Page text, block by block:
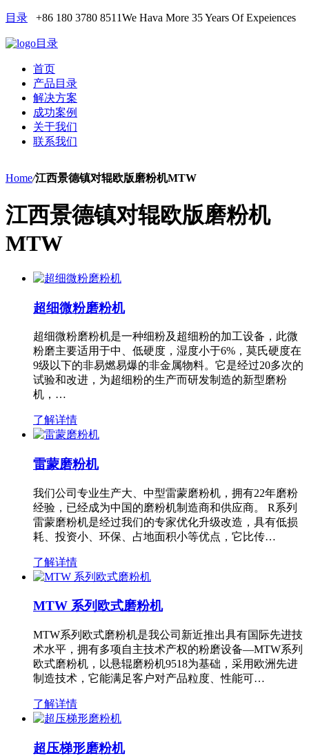
目录 +86 180 3780 8511We Hava More 35 Years Of Expeiences
目录
首页
产品目录
解决方案
成功案例
关于我们
联系我们
Home/江西景德镇对辊欧版磨粉机MTW
江西景德镇对辊欧版磨粉机
MTW
超细微粉磨粉机
超细微粉磨粉机是一种细粉及超细粉的加工设备，此微
粉磨主要适用于中、低硬度，湿度小于6%，莫氏硬度在
9级以下的非易燃易爆的非金属物料。它是经过20多次的
试验和改进，为超细粉的生产而研发制造的新型磨粉
机，…
了解详情
雷蒙磨粉机
我们公司专业生产大、中型雷蒙磨粉机，拥有22年磨粉
经验，已经成为中国的磨粉机制造商和供应商。 R系列
雷蒙磨粉机是经过我们的专家优化升级改造，具有低损
耗、投资小、环保、占地面积小等优点，它比传…
了解详情
MTW 系列欧式磨粉机
MTW系列欧式磨粉机是我公司新近推出具有国际先进技
术水平，拥有多项自主技术产权的粉磨设备—MTW系列
欧式磨粉机，以悬辊磨粉机9518为基础，采用欧洲先进
制造技术，它能满足客户对产品粒度、性能可…
了解详情
超压梯形磨粉机